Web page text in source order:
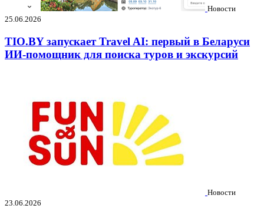
Новости
25.06.2026
TIO.BY запускает Travel AI: первый в Беларуси
ИИ-помощник для поиска туров и экскурсий
Новости
23.06.2026